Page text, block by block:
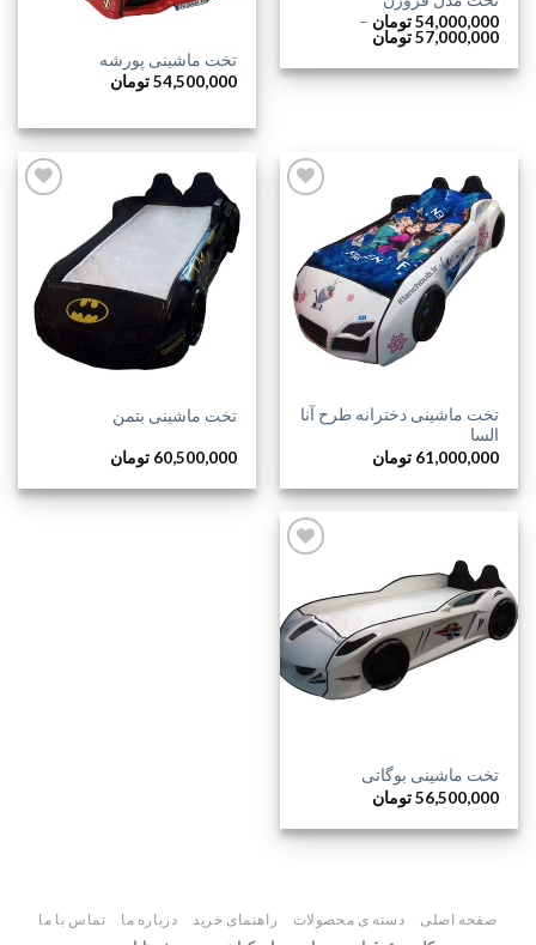
54,000,000تومان –
57,000,000تومان
54,000,000 تومان
تا
تخت ماشینی پورشه
54,500,000تومان
افزودن
به
علاقه
مندی
ها
تخت ماشینی دخترانه طرح آنا
السا
61,000,000 تومان
علاقه
مندی
ها
تخت ماشینی بتمن
60,500,000 تومان
افزودن
به
علاقه
مندی
ها
تخت ماشینی بوگاتی
56,500,000تومان
صفحه اصلی دسته ی محصولات راهنمای خرید درباره ما
تماس با ما